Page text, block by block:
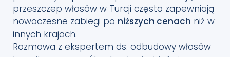
przeszczep włosów w Turcji często zapewniają
nowoczesne zabiegi po niższych cenach niż w
innych krajach.
Rozmowa z ekspertem ds. odbudowy włosów